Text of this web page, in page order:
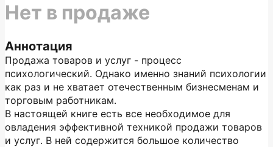
Аннотация
Продажа товаров и услуг - процесс
психологический. Однако именно знаний психологии
как раз и не хватает отечественным бизнесменам и
торговым работникам.
В настоящей книге есть все необходимое для
овладения эффективной техникой продажи товаров
и услуг. В ней содержится большое количество
Нет в продаже